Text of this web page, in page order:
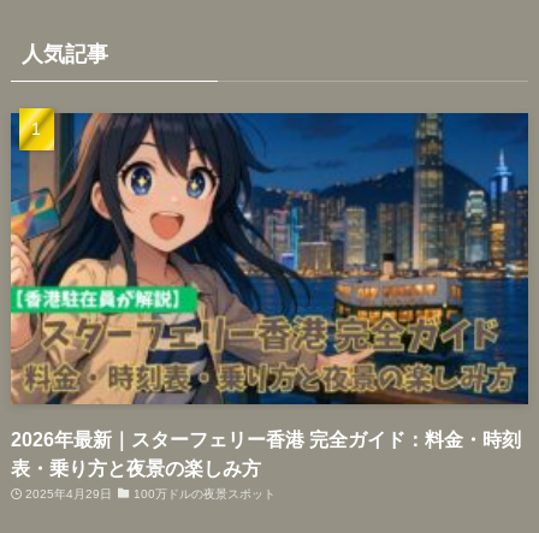
人気記事
2026年最新｜スターフェリー香港 完全ガイド：料金・時刻
表・乗り方と夜景の楽しみ方
2025年4月29日 100万ドルの夜景スポット